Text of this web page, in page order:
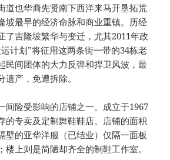
道也华裔先贤南下西洋来马开垦拓荒
坡最早的经济命脉和商业重镇。历经
了吉隆坡繁华与变迁，尤其2011年政
计划”将征用这两条街一带的34栋老
民间团体的大力反弹和捍卫风波，最
产，免遭拆除。
间险受影响的店铺之一。成立于1967
的专卖及定制舞鞋鞋店。店铺的面积
壁的亚华洋服（已结业）仅隔一面板
楼上则是简陋却齐全的制鞋工作室。